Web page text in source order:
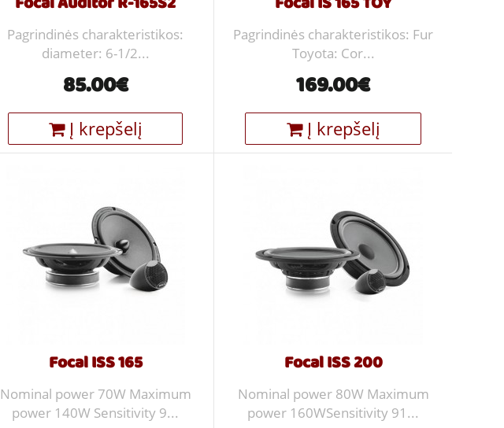
Pagrindinės charakteristikos:
diameter: 6-1/2...
85.00€
Į krepšelį
Pagrindinės charakteristikos: Fur
Toyota: Cor...
169.00€
Į krepšelį
Focal ISS 165
Nominal power 70W Maximum
power 140W Sensitivity 9...
Focal ISS 200
Nominal power 80W Maximum
power 160WSensitivity 91...